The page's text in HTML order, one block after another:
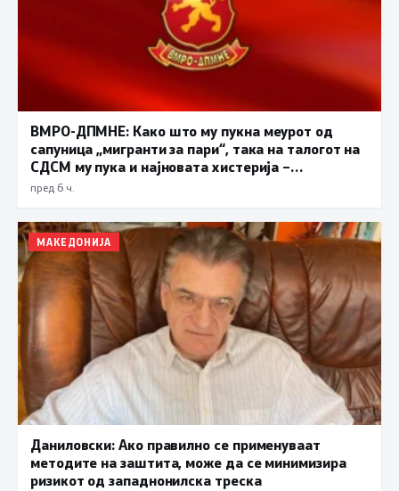
ВМРО-ДПМНЕ: Како што му пукна меурот од
сапуница „мигранти за пари“, така на талогот на
СДСМ му пука и најновата хистерија –
прифаќање на француски предлог
пред 6 ч.
МАКЕДОНИЈА
Даниловски: Ако правилно се применуваат
методите на заштита, може да се минимизира
ризикот од западнонилска треска